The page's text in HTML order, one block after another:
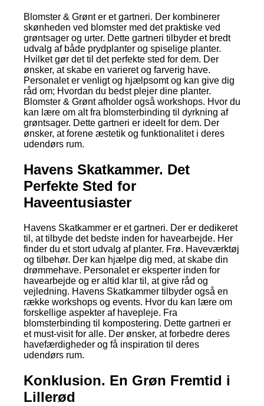
Blomster & Grønt er et gartneri. Der kombinerer
skønheden ved blomster med det praktiske ved
grøntsager og urter. Dette gartneri tilbyder et bredt
udvalg af både prydplanter og spiselige planter.
Hvilket gør det til det perfekte sted for dem. Der
ønsker, at skabe en varieret og farverig have.
Personalet er venligt og hjælpsomt og kan give dig
råd om; Hvordan du bedst plejer dine planter.
Blomster & Grønt afholder også workshops. Hvor du
kan lære om alt fra blomsterbinding til dyrkning af
grøntsager. Dette gartneri er ideelt for dem. Der
ønsker, at forene æstetik og funktionalitet i deres
udendørs rum.
Havens Skatkammer. Det
Perfekte Sted for
Haveentusiaster
Havens Skatkammer er et gartneri. Der er dedikeret
til, at tilbyde det bedste inden for havearbejde. Her
finder du et stort udvalg af planter. Frø. Haveværktøj
og tilbehør. Der kan hjælpe dig med, at skabe din
drømmehave. Personalet er eksperter inden for
havearbejde og er altid klar til, at give råd og
vejledning. Havens Skatkammer tilbyder også en
række workshops og events. Hvor du kan lære om
forskellige aspekter af havepleje. Fra
blomsterbinding til kompostering. Dette gartneri er
et must-visit for alle. Der ønsker, at forbedre deres
havefærdigheder og få inspiration til deres
udendørs rum.
Konklusion. En Grøn Fremtid i
Lillerød